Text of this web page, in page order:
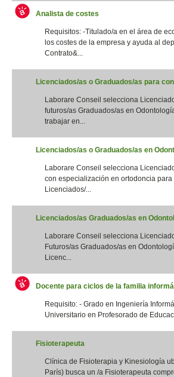
Analista de costes
Requisitos: -Titulado/a en el área de
los costes de la empresa y ayuda al
Contrato&...
Licenciados/as o Graduados/as para
Laborare Conseil selecciona
futuros/as Graduados/as en
trabajar en...
Licenciados/as o Graduados/as en
Laborare Conseil selecciona
con especialización en ortodoncia
Licenciados/...
Licenciados/as Graduados/as en
Laborare Conseil selecciona
Futuros/as Graduados/as en
Licenc...
Docente para ciclos de la familia
Requisito: - Grado en Ingeniería
Universitario en Profesorado de
Fisioterapeuta
Clínica de Fisioterapia y Kinesiología
París) busca un /a Fisioterapeuta